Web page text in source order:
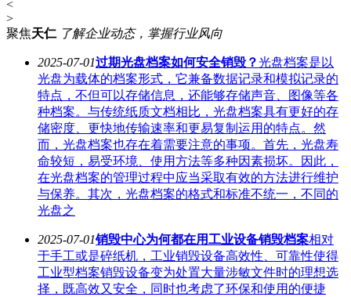
<
>
聚焦天仁 了解企业动态，掌握行业风向
2025-07-01过期光盘档案如何安全销毁？光盘档案是以
光盘为载体的档案形式，它兼备数据记录和模拟记录的
特点，不但可以存储信息，还能够存储声音、图像等各
种档案。与传统纸质文档相比，光盘档案具有更好的存
储密度、更快地传输速率和更易复制运用的特点。然
而，光盘档案也存在着需要注意的事项。首先，光盘寿
命较短，易受环境、使用方法等多种因素损坏。因此，
在光盘档案的管理过程中应当采取有效的方法进行维护
与保养。其次，光盘档案的格式和标准不统一，不同的
光盘之
2025-07-01销毁中心为何都在用工业设备销毁档案相对
于手工或是碎纸机，工业销毁设备高效性、可靠性使得
工业型档案销毁设备变为处置大量涉敏文件时的理想选
择，既高效又安全，同时也考虑了环保和使用的便捷